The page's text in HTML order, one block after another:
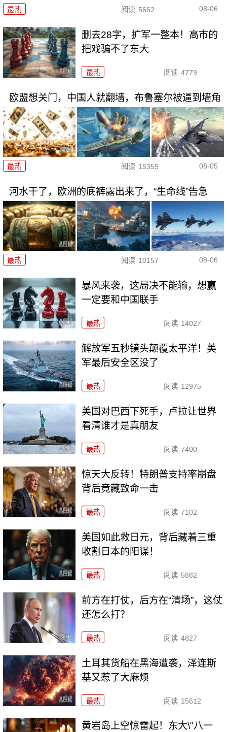
最热 阅读 5662 08-06
删去28字，扩军一整本！高市的
把戏骗不了东大
最热 阅读 4779
欧盟想关门，中国人就翻墙，布鲁塞尔被逼到墙角
最热 阅读 15355 08-05
河水干了，欧洲的底裤露出来了，“生命线”告急
最热 阅读 10157 08-06
暴风来袭，这局决不能输，想赢
一定要和中国联手
最热 阅读 14027
解放军五秒镜头颠覆太平洋！美
军最后安全区没了
最热 阅读 12975
美国对巴西下死手，卢拉让世界
看清谁才是真朋友
最热 阅读 7400
惊天大反转！特朗普支持率崩盘
背后竟藏致命一击
最热 阅读 7102
美国如此救日元，背后藏着三重
收割日本的阳谋！
最热 阅读 5882
前方在打仗，后方在“清场”，这仗
还怎么打？
最热 阅读 4827
土耳其货船在黑海遭袭，泽连斯
基又惹了大麻烦
最热 阅读 15612
黄岩岛上空惊雷起！东大\"八一